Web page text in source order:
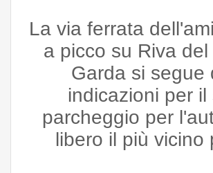
La via ferrata
a picco su Riva
Garda si segue
indicazioni per
parcheggio per
libero il più vicino